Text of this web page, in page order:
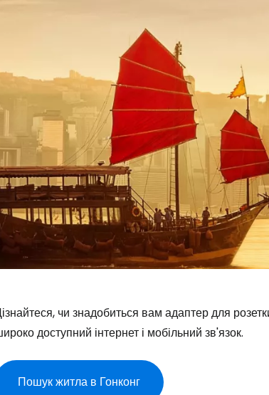
чи знадобиться вам адаптер для
доступний інтернет і мобільний зв'язок.
Пошук житла в Гонконг